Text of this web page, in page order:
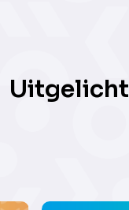
Uitgelicht